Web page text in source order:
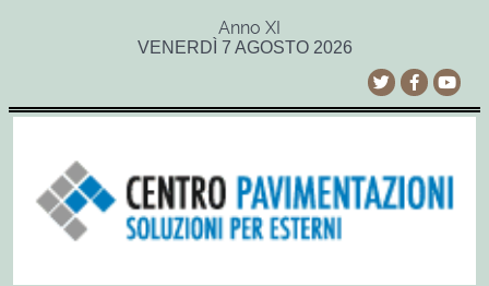
Anno XI
VENERDÌ 7 AGOSTO 2026